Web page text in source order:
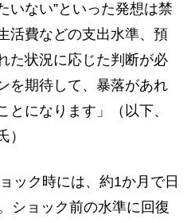
いない”といった発想は禁
活費などの支出水準、預
た状況に応じた判断が必
を期待して、暴落があれ
とになります」（以下、
）
ック時には、約1か月で日
ショック前の水準に回復